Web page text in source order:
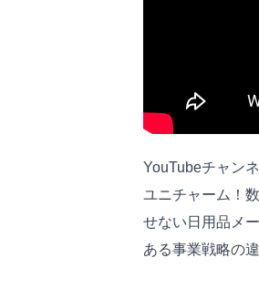
YouTubeチャン
ユニチャーム！
せない日用品メ
ある事業戦略の